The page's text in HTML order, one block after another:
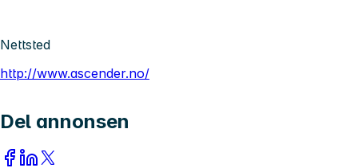
Nettsted
http://www.ascender.no/
Del annonsen